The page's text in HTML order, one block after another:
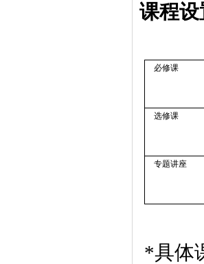
课程设
必修课
选修课
专题讲座
*具体